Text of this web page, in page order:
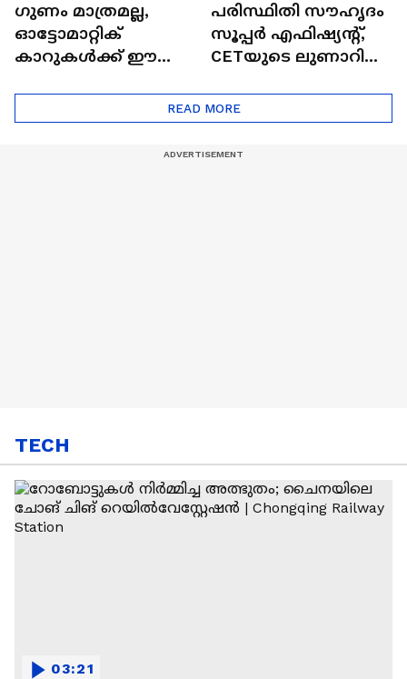
ഗുണം മാത്രമല്ല,
ഓട്ടോമാറ്റിക്
കാറുകൾക്ക് ഈ
പരിസ്ഥിതി സൗഹൃദം
സൂപ്പർ എഫിഷ്യന്റ്,
CETയുടെ ലുണാറിസ്
Eco Marathon 2025
READ MORE
TECH
03:21